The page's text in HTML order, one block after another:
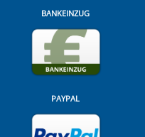
BANKEINZUG
PAYPAL